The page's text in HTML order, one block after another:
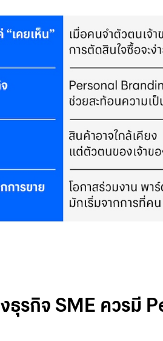
ธุรกิจ SME ควรมี